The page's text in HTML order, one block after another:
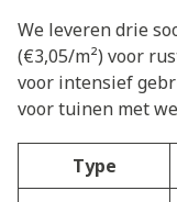
We leveren drie
(€3,05/m²) voor
voor intensief
voor tuinen met
Type